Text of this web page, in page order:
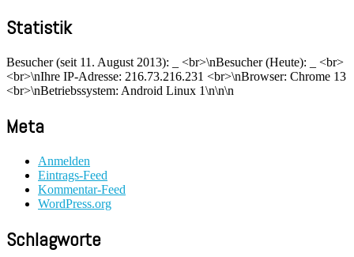
Statistik
Besucher (seit 11. August 2013): <br>\nBesucher (Heute):
<br>
<br>\nIhre IP-Adresse: 216.73.216.231 <br>\nBrowser: Chrome 13
<br>\nBetriebssystem: Android Linux 1\n\n\n
Meta
Anmelden
Eintrags-Feed
Kommentar-Feed
WordPress.org
Schlagworte